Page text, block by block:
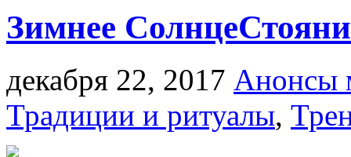
Зимнее
декабря 22, 2017 Анонсы
Традиции и ритуалы,